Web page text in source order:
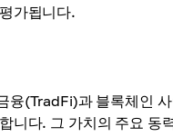
가됩니다.
융(TradFi)과 블록체인
니다. 그 가치의 주요 동